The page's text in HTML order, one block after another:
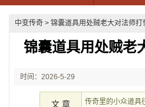
中变传奇 > 锦囊道具用处贼老大对法师
锦囊道具用处贼老
时间：2026-5-29
21:36:13
文 章
传奇里的小众道具